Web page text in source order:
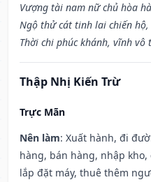
Vượng tài nam nữ chủ hòa
Ngộ thử cát tinh lai chiến hộ,
Thời chi phúc khánh, vĩnh vô
Thập Nhị Kiến Trừ
Trực Mãn
Nên làm: Xuất hành, đi
hàng, bán hàng, nhập
lắp đặt máy, thuê thêm